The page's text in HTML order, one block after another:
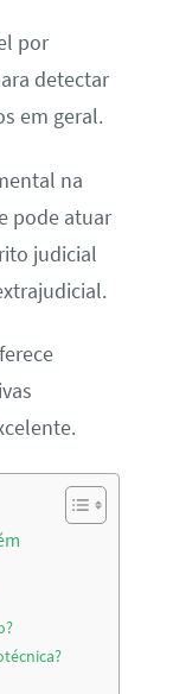
por
detectar
em geral.
na
pode atuar
judicial